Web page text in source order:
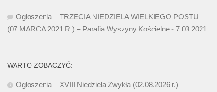
Ogłoszenia – TRZECIA NIEDZIELA WIELKIEGO POSTU
(07 MARCA 2021 R.) – Parafia Wyszyny Kościelne - 7.03.2021
WARTO ZOBACZYĆ:
Ogłoszenia – XVIII Niedziela Zwykła (02.08.2026 r.)